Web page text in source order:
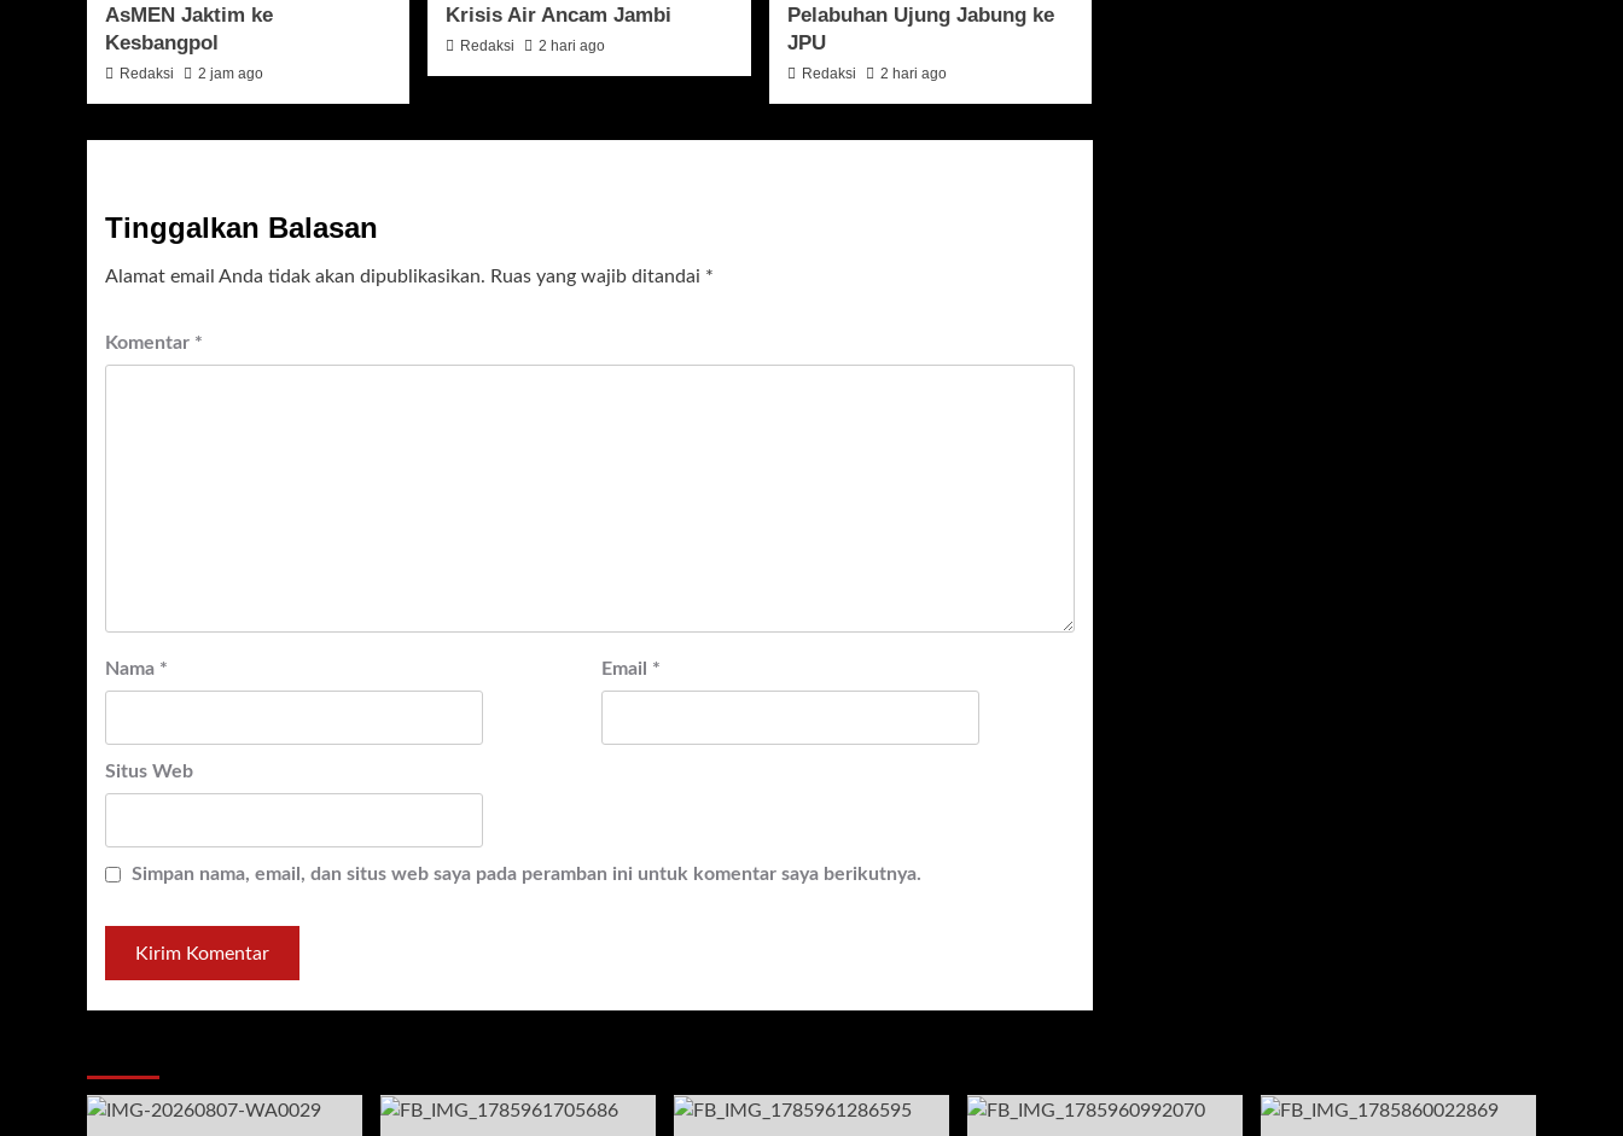
AsMEN Jaktim ke
Kesbangpol
Redaksi 2 jam ago
Krisis Air Ancam Jambi
Redaksi 2 hari ago
Pelabuhan Ujung Jabung ke
JPU
Redaksi 2 hari ago
Tinggalkan Balasan
Alamat email Anda tidak akan dipublikasikan. Ruas yang wajib ditandai *
Komentar *
Nama * Email *
Situs Web
Simpan nama, email, dan situs web saya pada peramban ini untuk komentar saya berikutnya.